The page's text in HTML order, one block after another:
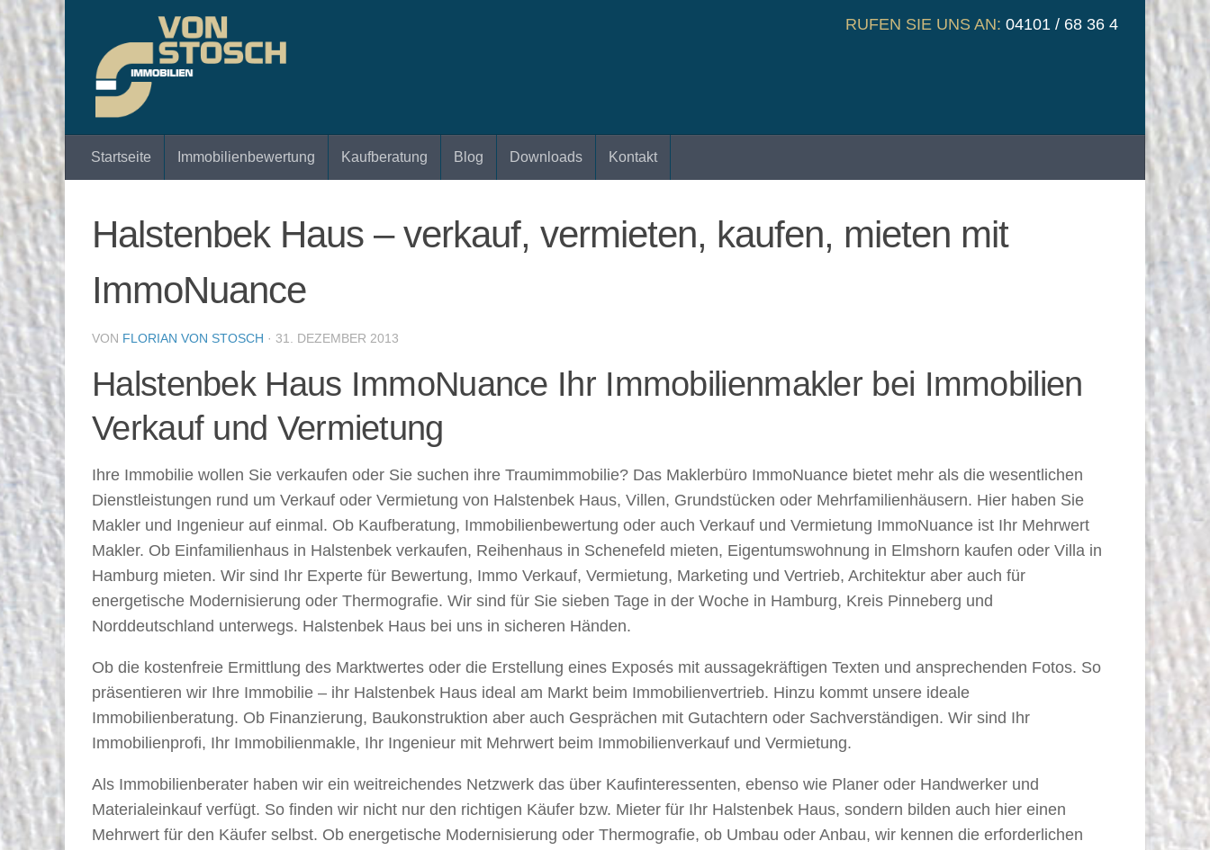
Zum Inhalt springen RUFEN SIE UNS AN: 04101 / 68 36 4
Startseite Immobilienbewertung Kaufberatung Blog Downloads Kontakt
Halstenbek Haus – verkauf, vermieten, kaufen, mieten mit
ImmoNuance
VON FLORIAN VON STOSCH · 31. DEZEMBER 2013
Halstenbek Haus ImmoNuance Ihr Immobilienmakler bei Immobilien
Verkauf und Vermietung
Ihre Immobilie wollen Sie verkaufen oder Sie suchen ihre Traumimmobilie? Das Maklerbüro ImmoNuance bietet mehr als die wesentlichen
Dienstleistungen rund um Verkauf oder Vermietung von Halstenbek Haus, Villen, Grundstücken oder Mehrfamilienhäusern. Hier haben Sie
Makler und Ingenieur auf einmal. Ob Kaufberatung, Immobilienbewertung oder auch Verkauf und Vermietung ImmoNuance ist Ihr Mehrwert
Makler. Ob Einfamilienhaus in Halstenbek verkaufen, Reihenhaus in Schenefeld mieten, Eigentumswohnung in Elmshorn kaufen oder Villa in
Hamburg mieten. Wir sind Ihr Experte für Bewertung, Immo Verkauf, Vermietung, Marketing und Vertrieb, Architektur aber auch für
energetische Modernisierung oder Thermografie. Wir sind für Sie sieben Tage in der Woche in Hamburg, Kreis Pinneberg und
Norddeutschland unterwegs. Halstenbek Haus bei uns in sicheren Händen.
Ob die kostenfreie Ermittlung des Marktwertes oder die Erstellung eines Exposés mit aussagekräftigen Texten und ansprechenden Fotos. So
präsentieren wir Ihre Immobilie – ihr Halstenbek Haus ideal am Markt beim Immobilienvertrieb. Hinzu kommt unsere ideale
Immobilienberatung. Ob Finanzierung, Baukonstruktion aber auch Gesprächen mit Gutachtern oder Sachverständigen. Wir sind Ihr
Immobilienprofi, Ihr Immobilienmakle, Ihr Ingenieur mit Mehrwert beim Immobilienverkauf und Vermietung.
Als Immobilienberater haben wir ein weitreichendes Netzwerk das über Kaufinteressenten, ebenso wie Planer oder Handwerker und
Materialeinkauf verfügt. So finden wir nicht nur den richtigen Käufer bzw. Mieter für Ihr Halstenbek Haus, sondern bilden auch hier einen
Mehrwert für den Käufer selbst. Ob energetische Modernisierung oder Thermografie, ob Umbau oder Anbau, wir kennen die erforderlichen